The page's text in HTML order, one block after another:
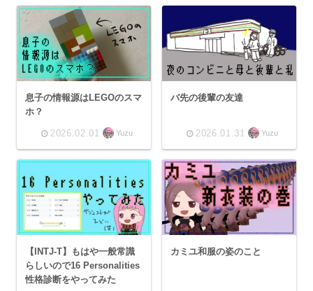
息子の情報源はLEGOのスマ
ホ？
2026.02.01 Yuzu
バ先の後輩の友達
2026.01.31 Yuzu
【INTJ-T】もはや一般常識
らしいので16 Personalities
性格診断をやってみた
カミユ和服の姿のこと